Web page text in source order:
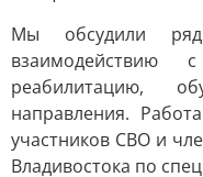
Мы обсудили
взаимодействию
реабилитацию,
направления.
участников СВО и
Владивостока по